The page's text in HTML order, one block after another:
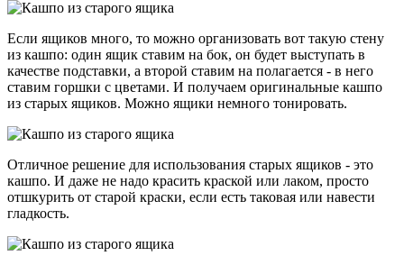
Если ящиков много, то можно организовать вот такую стену
из кашпо: один ящик ставим на бок, он будет выступать в
качестве подставки, а второй ставим на полагается - в него
ставим горшки с цветами. И получаем оригинальные кашпо
из старых ящиков. Можно ящики немного тонировать.
Отличное решение для использования старых ящиков - это
кашпо. И даже не надо красить краской или лаком, просто
отшкурить от старой краски, если есть таковая или навести
гладкость.